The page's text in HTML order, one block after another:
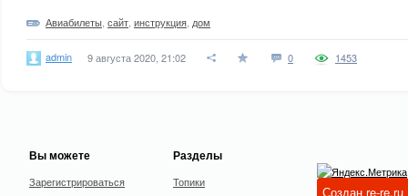
Авиабилеты сайт инструкция дом
admin 9 августа 2020, 21:02 0 1453
Вы можете
Зарегистрироваться
Разделы
Топики
Создан re-re.ru